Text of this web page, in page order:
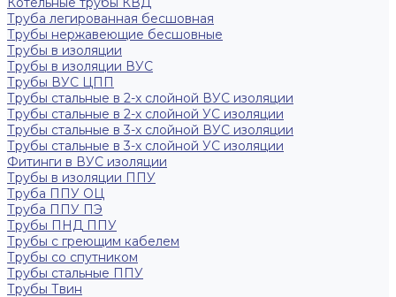
Труба легированная бесшовная
Трубы нержавеющие бесшовные
Трубы в изоляции
Трубы в изоляции ВУС
Трубы ВУС ЦПП
Трубы стальные в 2-х слойной ВУС изоляции
Трубы стальные в 2-х слойной УС изоляции
Трубы стальные в 3-х слойной ВУС изоляции
Трубы стальные в 3-х слойной УС изоляции
Фитинги в ВУС изоляции
Трубы в изоляции ППУ
Труба ППУ ОЦ
Труба ППУ ПЭ
Трубы ПНД ППУ
Трубы с греющим кабелем
Трубы со спутником
Трубы стальные ППУ
Трубы Твин